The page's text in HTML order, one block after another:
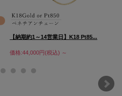
【納期約1～14営業日】K18 Pt85...
価格:44,000円(税込) ～